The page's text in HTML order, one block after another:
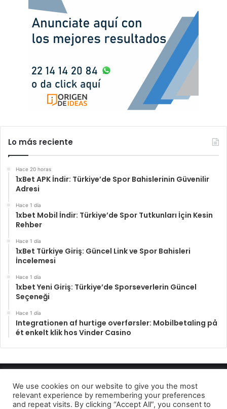
Lo más reciente
Hace 20 horas
1xBet APK İndir: Türkiye’de Spor Bahislerinin Güvenilir
Adresi
Hace 1 día
1xbet Mobil İndir: Türkiye’de Spor Tutkunları İçin Kesin
Rehber
Hace 1 día
1xBet Türkiye Giriş: Güncel Link ve Spor Bahisleri
İncelemesi
Hace 1 día
1xbet Yeni Giriş: Türkiye’de Sporseverlerin Güncel
Seçeneği
Hace 1 día
Integrationen af hurtige overførsler: Mobilbetaling på
ét enkelt klik hos Vinder Casino
Enfocando los hechos 2022
Aviso de privcidad
We use cookies on our website to give you the most
relevant experience by remembering your preferences
and repeat visits. By clicking “Accept All”, you consent to